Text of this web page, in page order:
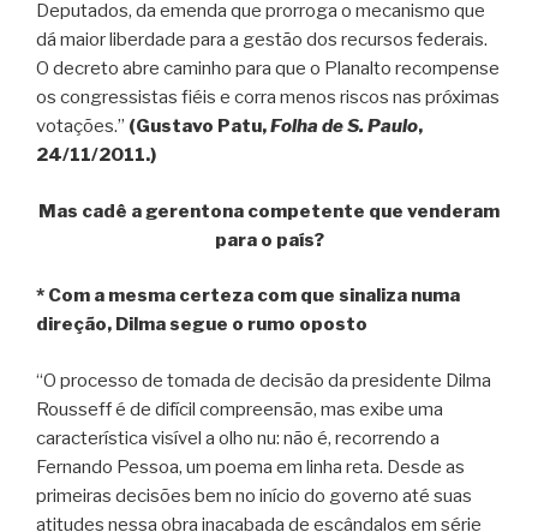
Deputados, da emenda que prorroga o mecanismo que
dá maior liberdade para a gestão dos recursos federais.
O decreto abre caminho para que o Planalto recompense
os congressistas fiéis e corra menos riscos nas próximas
votações.” (Gustavo Patu,Folha de S. Paulo,
24/11/2011.)
Mas cadê a gerentona competente que venderam
para o país?
* Com a mesma certeza com que sinaliza numa
direção, Dilma segue o rumo oposto
“O processo de tomada de decisão da presidente Dilma
Rousseff é de difícil compreensão, mas exibe uma
característica visível a olho nu: não é, recorrendo a
Fernando Pessoa, um poema em linha reta. Desde as
primeiras decisões bem no início do governo até suas
atitudes nessa obra inacabada de escândalos em série